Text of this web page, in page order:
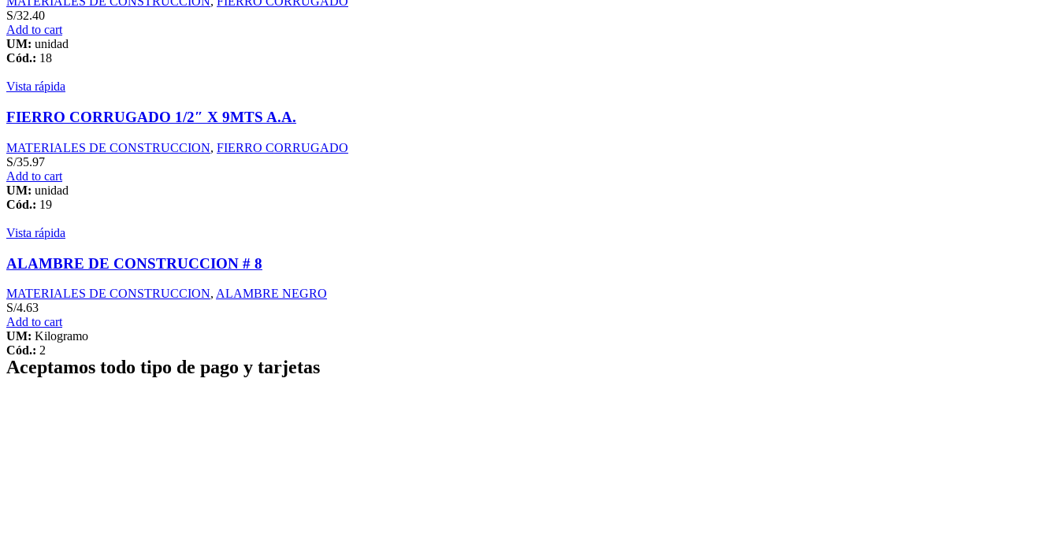
S/32.40
Add to cart
UM: unidad
Cód.: 18
Vista rápida
FIERRO CORRUGADO 1/2″ X 9MTS A.A.
MATERIALES DE CONSTRUCCION, FIERRO CORRUGADO
S/35.97
Add to cart
UM: unidad
Cód.: 19
Vista rápida
ALAMBRE DE CONSTRUCCION # 8
MATERIALES DE CONSTRUCCION, ALAMBRE NEGRO
S/4.63
Add to cart
UM: Kilogramo
Cód.: 2
Aceptamos todo tipo de pago y tarjetas